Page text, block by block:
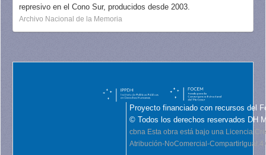
represivo en el Cono Sur, producidos desde 2003.
Archivo Nacional de la Memoria
Proyecto financiado con recursos del
© Todos los derechos reservados DH
cbna Esta obra está bajo una Licencia
Atribución-NoComercial-CompartirIgual